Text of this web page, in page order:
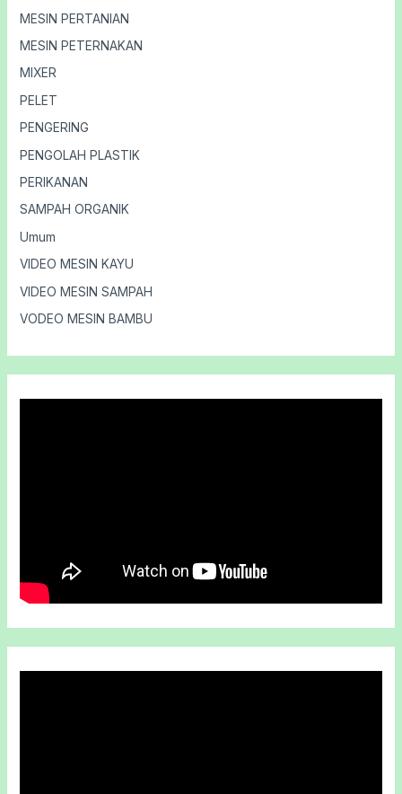
MESIN PERTANIAN
MESIN PETERNAKAN
MIXER
PELET
PENGERING
PENGOLAH PLASTIK
PERIKANAN
SAMPAH ORGANIK
Umum
VIDEO MESIN KAYU
VIDEO MESIN SAMPAH
VODEO MESIN BAMBU